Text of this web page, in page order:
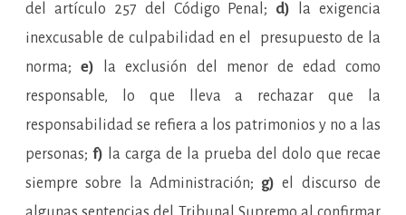
del artículo 257 del Código Penal; d) la exigencia
inexcusable de culpabilidad en el presupuesto de la
norma;e) la exclusión del menor de edad como
responsable, lo que lleva a rechazar que la
responsabilidad se refiera a los patrimonios y no a las
personas; f) la carga de la prueba del dolo que recae
siempre sobre la Administración; g) el discurso de